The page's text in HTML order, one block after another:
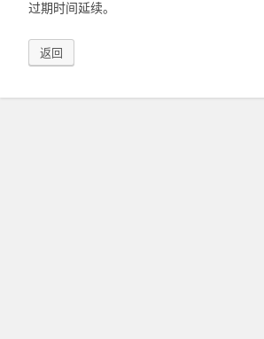
过期时间延续。
返回